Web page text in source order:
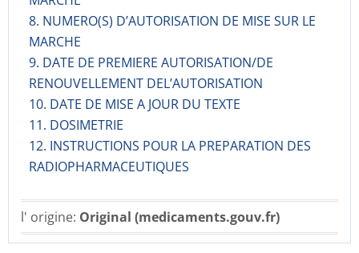
8. NUMERO(S) D’AUTORISATION DE MISE SUR LE
MARCHE
9. DATE DE PREMIERE AUTORISATION/DE
RENOUVELLEMENT DEL’AUTORISATION
10. DATE DE MISE A JOUR DU TEXTE
11. DOSIMETRIE
12. INSTRUCTIONS POUR LA PREPARATION DES
RADIOPHARMACE­UTIQUES
l' origine: Original (medicaments.gouv.fr)